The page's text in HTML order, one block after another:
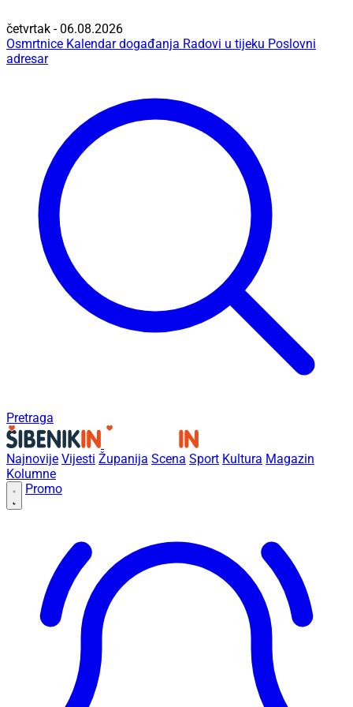
četvrtak - 06.08.2026
Osmrtnice Kalendar događanja Radovi u tijeku Poslovni
adresar
Pretraga
Najnovije Vijesti Županija Scena Sport Kultura Magazin
Kolumne
Promo